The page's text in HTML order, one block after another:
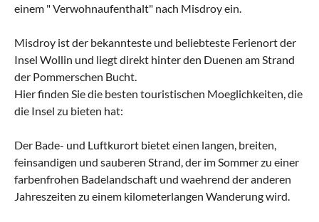
einem " Verwohnaufenthalt" nach Misdroy ein.
Misdroy ist der bekannteste und beliebteste Ferienort der
Insel Wollin und liegt direkt hinter den Duenen am Strand
der Pommerschen Bucht.
Hier finden Sie die besten touristischen Moeglichkeiten, die
die Insel zu bieten hat:
Der Bade- und Luftkurort bietet einen langen, breiten,
feinsandigen und sauberen Strand, der im Sommer zu einer
farbenfrohen Badelandschaft und waehrend der anderen
Jahreszeiten zu einem kilometerlangen Wanderung wird.